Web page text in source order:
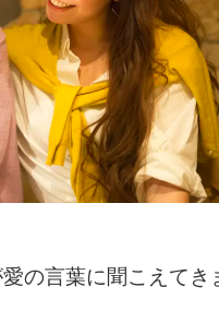
の言葉に聞こえてき